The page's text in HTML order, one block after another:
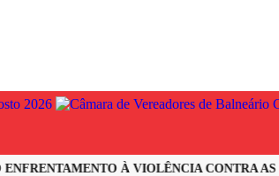
À VIOLÊNCIA CONTRA AS